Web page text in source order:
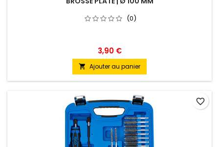
(0)
3,90 €
 Ajouter au panier
favorite_border